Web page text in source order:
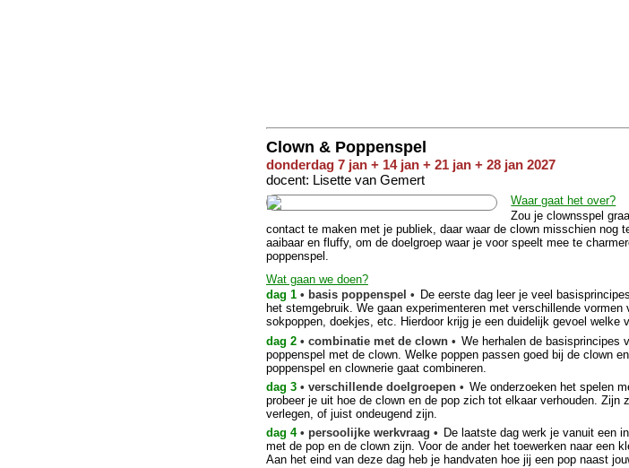
Clown & Poppenspel
donderdag 7 jan + 14 jan + 21 jan + 28 jan 2027
docent: Lisette van Gemert
Waar gaat het over?
Zou je clownsspel
contact te maken met je publiek, daar waar de clown misschien nog
aaibaar en fluffy, om de doelgroep waar je voor speelt mee te
poppenspel.
Wat gaan we doen?
dag 1• basis poppenspel • De eerste dag leer je veel
het stemgebruik. We gaan experimenteren met verschillende
sokpoppen, doekjes, etc. Hierdoor krijg je een duidelijk gevoel welke
dag 2• combinatie met de clown • We herhalen de basisprincipes
poppenspel met de clown. Welke poppen passen goed bij de clown
poppenspel en clownerie gaat combineren.
dag 3• verschillende doelgroepen • We onderzoeken het spelen
probeer je uit hoe de clown en de pop zich tot elkaar verhouden.
verlegen, of juist ondeugend zijn.
dag 4• persoolijke werkvraag • De laatste dag werk je vanuit een
met de pop en de clown zijn. Voor de ander het toewerken naar een
Aan het eind van deze dag heb je handvaten hoe jij een pop naast